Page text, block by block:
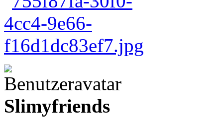
Slimyfriends